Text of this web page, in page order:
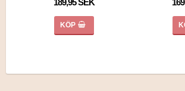
189,95 SEK
KÖP